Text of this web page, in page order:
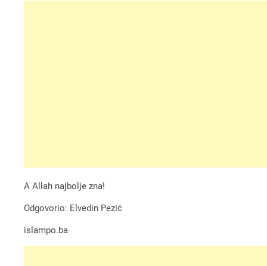
A Allah najbolje zna!
Odgovorio: Elvedin Pezić
islampo.ba